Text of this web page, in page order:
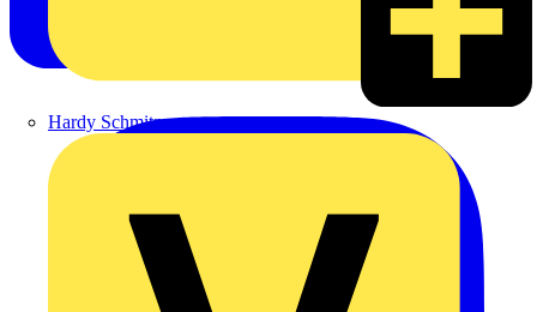
Hardy Schmitz